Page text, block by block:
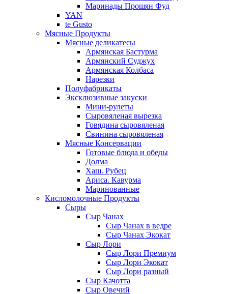
Маринады Прошян Фуд
YAN
te Gusto
Мясные Продукты
Мясные деликатесы
Армянская Бастурма
Армянский Суджух
Армянская Колбаса
Нарезки
Полуфабрикаты
Эксклюзивные закуски
Мини-рулеты
Сыровяленая вырезка
Говядина сыровяленая
Свинина сыровяленая
Мясные Консервации
Готовые блюда и обеды
Долма
Хаш. Рубец
Ариса. Кавурма
Маринованные
Кисломолочные Продукты
Сыры
Сыр Чанах
Сыр Чанах в ведре
Сыр Чанах Экокат
Сыр Лори
Сыр Лори Премиум
Сыр Лори Экокат
Сыр Лори разный
Сыр Качотта
Сыр Овечий